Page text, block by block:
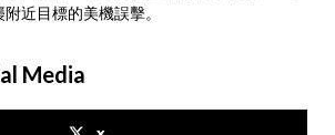
近目標的美機誤擊。
Media